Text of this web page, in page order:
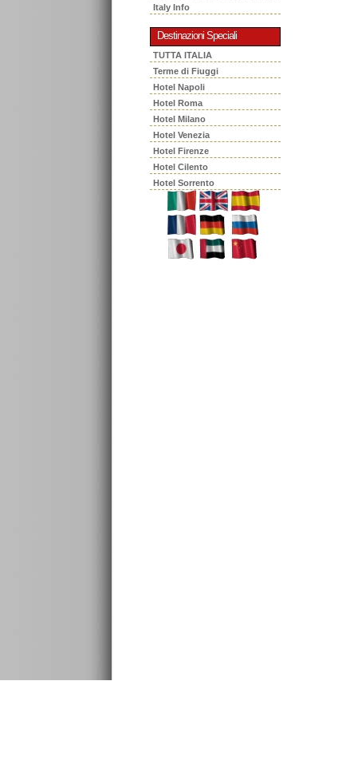
Italy Info
Destinazioni Speciali
TUTTA ITALIA
Terme di Fiuggi
Hotel Napoli
Hotel Roma
Hotel Milano
Hotel Venezia
Hotel Firenze
Hotel Cilento
Hotel Sorrento